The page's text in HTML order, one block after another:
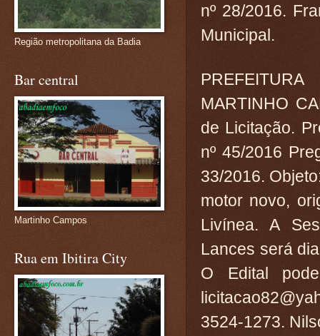
nº 28/2016.
Municipal.
MARTINHO
de Licitação.
nº 45/2016
33/2016.
motor novo,
Livínea. A
Lances será
O Edital
3524-1273.
Região metropolitana da Badia
Bar central
Martinho Campos
Rua em Ibitira City